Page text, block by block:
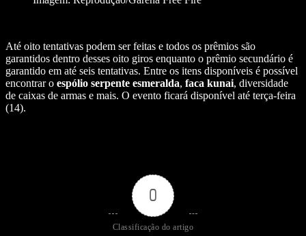
Até oito tentativas podem ser feitas e todos os prêmios são
garantidos dentro desses oito giros enquanto o prêmio secundário é
garantido em até seis tentativas. Entre os itens disponíveis é possível
encontrar o espólio serpente esmeralda, faca kunai, diversidade
de caixas de armas e mais. O evento ficará disponível até terça-feira
(14).
0
Classificação do artigo